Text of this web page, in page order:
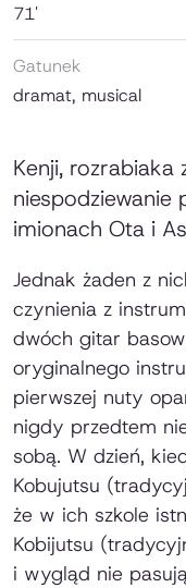
71'
Gatunek
dramat, musical
Kenji, rozrabiaka
niespodziewanie
imionach Ota i
Jednak żaden z
czynienia z
dwóch gitar
oryginalnego
pierwszej nuty
nigdy przedtem
sobą. W dzień,
Kobujutsu
że w ich szkole
Kobijutsu
i wygląd nie